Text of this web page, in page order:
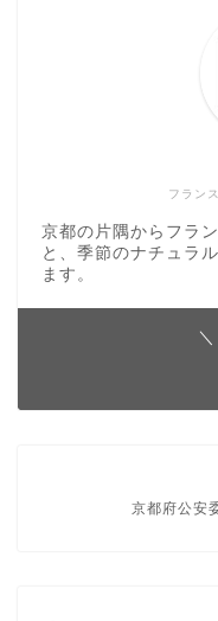
フラン
京都の片隅からフラ
と、季節のナチュラ
ます。
京都府公安